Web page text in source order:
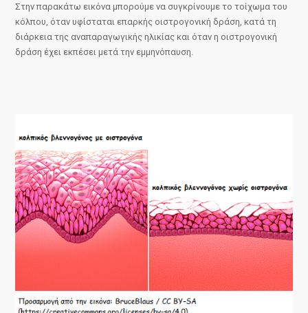
Στην παρακάτω εικόνα μπορούμε να συγκρίνουμε το τοίχωμα του
κόλπου, όταν υφίσταται επαρκής οιστρογονική δράση, κατά τη
διάρκεια της αναπαραγωγικής ηλικίας και όταν η οιστρογονική
δράση έχει εκπέσει μετά την εμμηνόπαυση.